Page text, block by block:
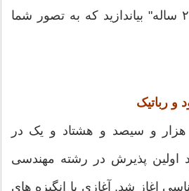
جدی به فیلم "مرد ۲۰۰ ساله" بیاندازید که به تصور شما
و رباتیک
و سیصد و هشتاد و یک در
اولین پذیرش در رشته مهندسی
اغاز شد. آغازی با انگیزه های